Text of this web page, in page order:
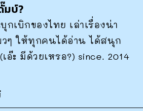
มบ์?
กเบิกของไทย เล่าเรื่องน่า
ๆ ให้ทุกคนได้อ่าน ได้สนุก
เอ๊ะ มีด้วยเหรอ?) since. 2014